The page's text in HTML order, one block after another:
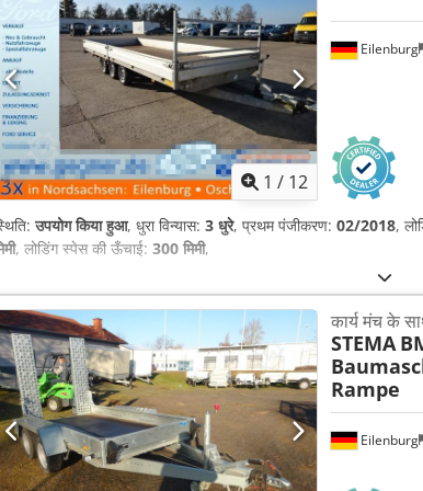
1 / 12
Eilenburg
उपयोग किया हुआ, धुरा विन्यास: 3 धुरे, प्रथम पंजीकरण: 02/2018,
, लोडिंग स्पेस की ऊँचाई: 300 मिमी,
Eilenburg
कार्य मंच के
STEMA
Rampe